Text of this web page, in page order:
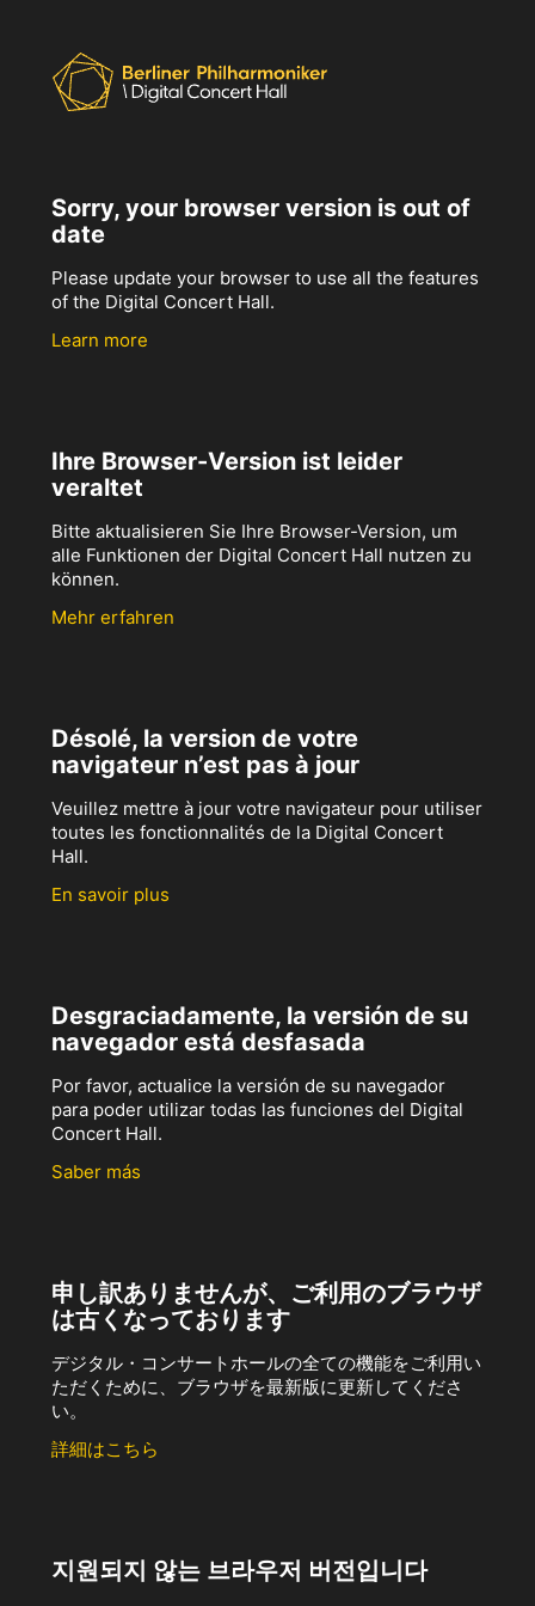
Sorry, your browser version is out of
date
Please update your browser to use all the features
of the Digital Concert Hall.
Learn more
Ihre Browser-Version ist leider
veraltet
Bitte aktualisieren Sie Ihre Browser-Version, um
alle Funktionen der Digital Concert Hall nutzen zu
können.
Mehr erfahren
Désolé, la version de votre
navigateur n’est pas à jour
Veuillez mettre à jour votre navigateur pour utiliser
toutes les fonctionnalités de la Digital Concert
Hall.
En savoir plus
Desgraciadamente, la versión de su
navegador está desfasada
Por favor, actualice la versión de su navegador
para poder utilizar todas las funciones del Digital
Concert Hall.
Saber más
申し訳ありませんが、ご利用のブラウザ
は古くなっております
デジタル・コンサートホールの全ての機能をご利用い
ただくために、ブラウザを最新版に更新してくださ
い。
詳細はこちら
지원되지 않는 브라우저 버전입니다